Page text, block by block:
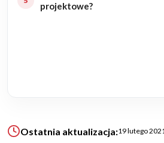
Budynki biurowe
Ogrody
projektowe?
Ostatnia aktualizacja:19 lutego